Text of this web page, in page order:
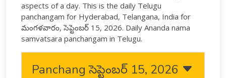
aspects of a day. This is the daily Telugu
panchangam for Hyderabad, Telangana, India for
మంగళవారం, సెప్టెంబర్ 15, 2026. Daily Ananda nama
samvatsara panchangam in Telugu.
Panchang సెప్టెంబర్ 15, 2026